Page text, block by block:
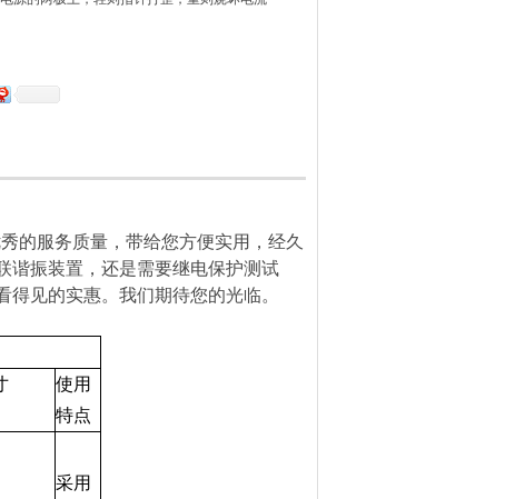
的服务质量，带给您方便实用，经久
谐振装置，还是需要继电保护测试
见的实惠。我们期待您的光临。
使用
特点
采用